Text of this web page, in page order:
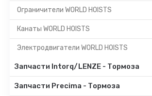
Ограничители WORLD HOISTS
Канаты WORLD HOISTS
Электродвигатели WORLD HOISTS
Запчасти Intorq/LENZE - Тормоза
Запчасти Precima - Тормоза